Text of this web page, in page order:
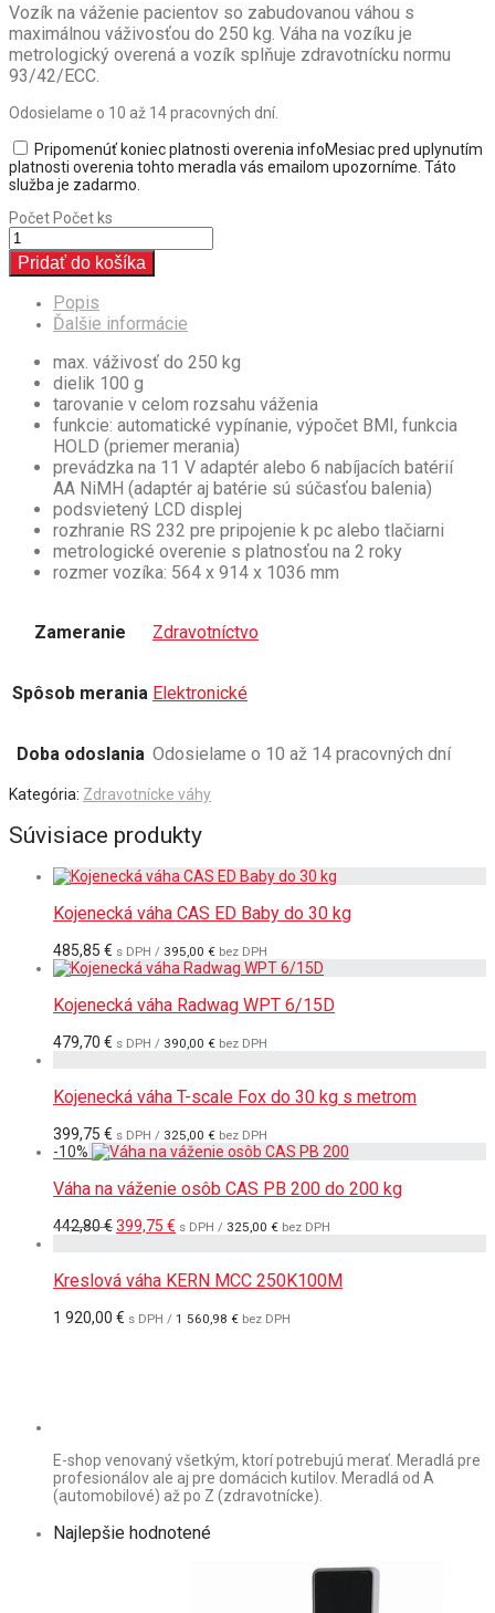
Vozík na váženie pacientov so zabudovanou váhou s
maximálnou váživosťou do 250 kg. Váha na vozíku je
metrologický overená a vozík splňuje zdravotnícku normu
93/42/ECC.
Odosielame o 10 až 14 pracovných dní.
Pripomenúť koniec platnosti overenia infoMesiac pred uplynutím
platnosti overenia tohto meradla vás emailom upozorníme. Táto
služba je zadarmo.
PočetPočet ks
Pridať do košíka
Popis
Ďalšie informácie
max. váživosť do 250 kg
dielik 100 g
tarovanie v celom rozsahu váženia
funkcie: automatické vypínanie, výpočet BMI, funkcia
HOLD (priemer merania)
prevádzka na 11 V adaptér alebo 6 nabíjacích batérií
AA NiMH (adaptér aj batérie sú súčasťou balenia)
podsvietený LCD displej
rozhranie RS 232 pre pripojenie k pc alebo tlačiarni
metrologické overenie s platnosťou na 2 roky
rozmer vozíka: 564 x 914 x 1036 mm
Zameranie Zdravotníctvo
Spôsob merania Elektronické
Doba odoslania Odosielame o 10 až 14 pracovných dní
Kategória: Zdravotnícke váhy
Súvisiace produkty
Kojenecká váha CAS ED Baby do 30 kg
485,85 € s DPH / 395,00 € bez DPH
Kojenecká váha Radwag WPT 6/15D
479,70 € s DPH / 390,00 € bez DPH
Kojenecká váha T-scale Fox do 30 kg s metrom
399,75 € s DPH / 325,00 € bez DPH
-10%
Váha na váženie osôb CAS PB 200 do 200 kg
442,80€Pôvodná
442,80 €.
399,75 € Aktuálna
399,75 €.
s DPH / 325,00 € bez DPH
Kreslová váha KERN MCC 250K100M
1 920,00 € s DPH / 1 560,98 € bez DPH
E-shop venovaný všetkým, ktorí potrebujú merať. Meradlá pre
profesionálov ale aj pre domácich kutilov. Meradlá od A
(automobilové) až po Z (zdravotnícke).
Najlepšie hodnotené